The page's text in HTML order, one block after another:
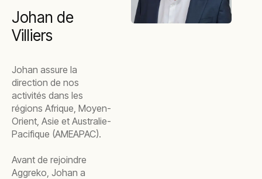
Johan de
Villiers
Johan assure la
direction de nos
activités dans les
régions Afrique, Moyen-
Orient, Asie et Australie-
Pacifique (AMEAPAC).
Avant de rejoindre
Aggreko, Johan a